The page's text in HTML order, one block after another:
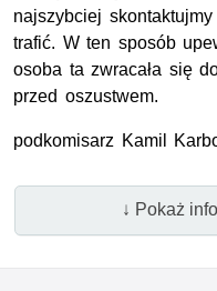
najszybciej
trafić. W ten sposób
osoba ta zwracała się
przed oszustwem.
podkomisarz Kamil
↓ Pokaż